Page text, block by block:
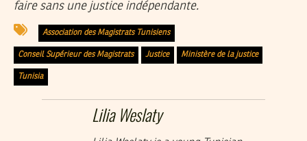
faire sans une justice indépendante.
Association des Magistrats Tunisiens
Conseil Supérieur des Magistrats Justice Ministère de la justice
Tunisia
Lilia Weslaty